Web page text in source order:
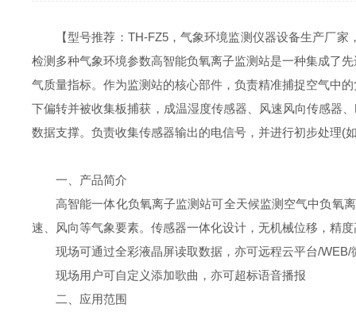
【型号推荐：TH-FZ5，气象环境监测仪器设备生产厂
检测多种气象环境参数高智能负氧离子监测站是一种集成了
气质量指标。作为监测站的核心部件，负责精准捕捉空气中
下偏转并被收集板捕获，成温湿度传感器、风速风向传感器
数据支撑。负责收集传感器输出的电信号，并进行初步处理(
一、产品简介
高智能一体化负氧离子监测站可全天候监测空气中负氧
速、风向等气象要素。传感器一体化设计，无机械位移，精
现场可通过全彩液晶屏读取数据，亦可远程云平台/
现场用户可自定义添加歌曲，亦可超标语音播报
二、应用范围